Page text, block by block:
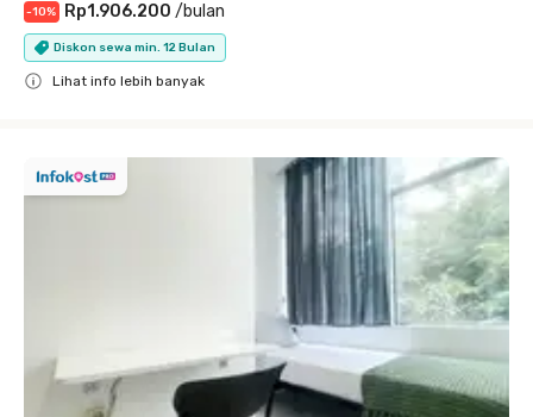
-10% Rp1.906.200 /bulan
Diskon sewa min. 12 Bulan
Lihat info lebih banyak